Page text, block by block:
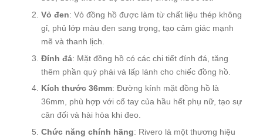
Vỏ đen: Vỏ đồng hồ được làm từ chất liệu thép không
gỉ, phủ lớp màu đen sang trọng, tạo cảm giác mạnh
mẽ và thanh lịch.
Đính đá: Mặt đồng hồ có các chi tiết đính đá, tăng
thêm phần quý phái và lấp lánh cho chiếc đồng hồ.
Kích thước 36mm: Đường kính mặt đồng hồ là
36mm, phù hợp với cổ tay của hầu hết phụ nữ, tạo sự
cân đối và hài hòa khi đeo.
Chức năng chính hãng: Rivero là một thương hiệu